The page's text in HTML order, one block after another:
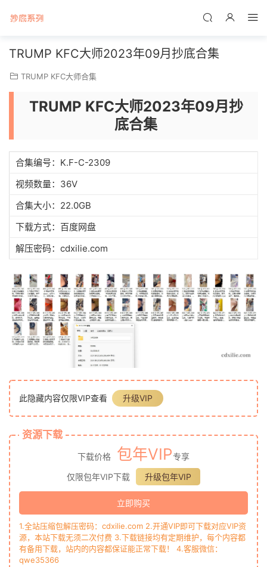
TRUMP KFC大师2023年09月抄底合集
TRUMP KFC大师合集
TRUMP KFC大师2023年09月抄
底合集
合集编号：K.F-C-2309
视频数量：36V
合集大小：22.0GB
下载方式：百度网盘
解压密码：cdxilie.com
此隐藏内容仅限VIP查看 升级VIP
资源下载
下载价格 包年VIP专享
仅限包年VIP下载
升级包年VIP
立即购买
1.全站压缩包解压密码：cdxilie.com 2.开通VIP即可下载对应VIP资
源，本站下载无须二次付费 3.下载链接均有定期维护，每个内容都
有备用下载，站内的内容都保证能正常下载！ 4.客服微信：
qwe35366